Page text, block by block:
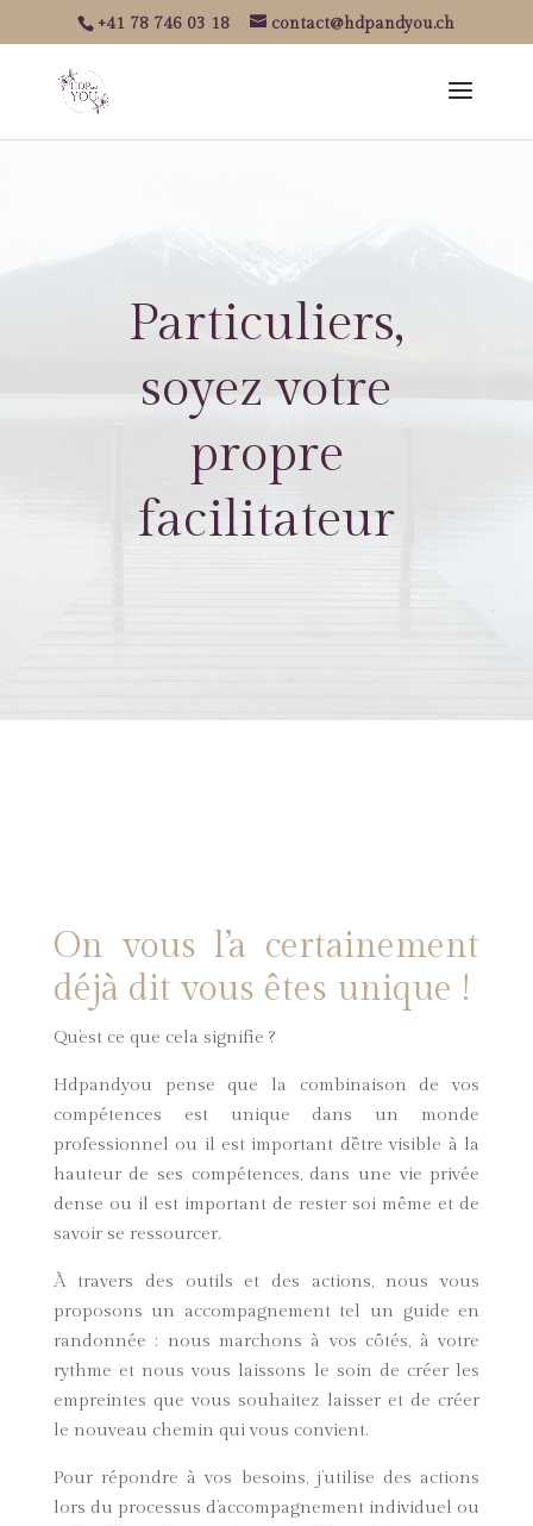
+41 78 746 03 18 contact@hdpandyou.ch
Particuliers,
soyez votre
propre
facilitateur
On vous l’a certainement
déjà dit vous êtes unique !
Qu’est ce que cela signifie ?
Hdpandyou pense que la combinaison de vos
compétences est unique dans un monde
professionnel ou il est important d’être visible à la
hauteur de ses compétences, dans une vie privée
dense ou il est important de rester soi même et de
savoir se ressourcer.
À travers des outils et des actions, nous vous
proposons un accompagnement tel un guide en
randonnée : nous marchons à vos côtés, à votre
rythme et nous vous laissons le soin de créer les
empreintes que vous souhaitez laisser et de créer
le nouveau chemin qui vous convient.
Pour répondre à vos besoins, j’utilise des actions
lors du processus d’accompagnement individuel ou